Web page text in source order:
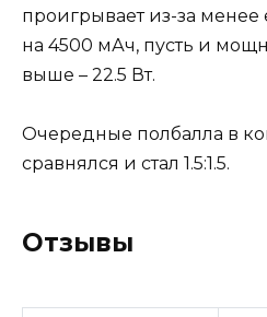
проигрывает из-за менее
на 4500 мАч, пусть и
выше – 22.5 Вт.
Очередные полбалла в
сравнялся и стал 1.5:1.5.
Отзывы